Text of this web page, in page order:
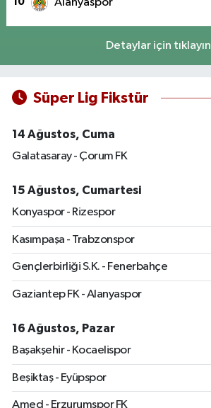
Alanyaspor
Detaylar için tıklayın
Süper Lig Fikstür
14 Ağustos, Cuma
Galatasaray - Çorum FK
15 Ağustos, Cumartesi
Konyaspor - Rizespor
Kasımpaşa - Trabzonspor
Gençlerbirliği S.K. - Fenerbahçe
Gaziantep FK - Alanyaspor
16 Ağustos, Pazar
Başakşehir - Kocaelispor
Beşiktaş - Eyüpspor
Amed - Erzurumspor FK